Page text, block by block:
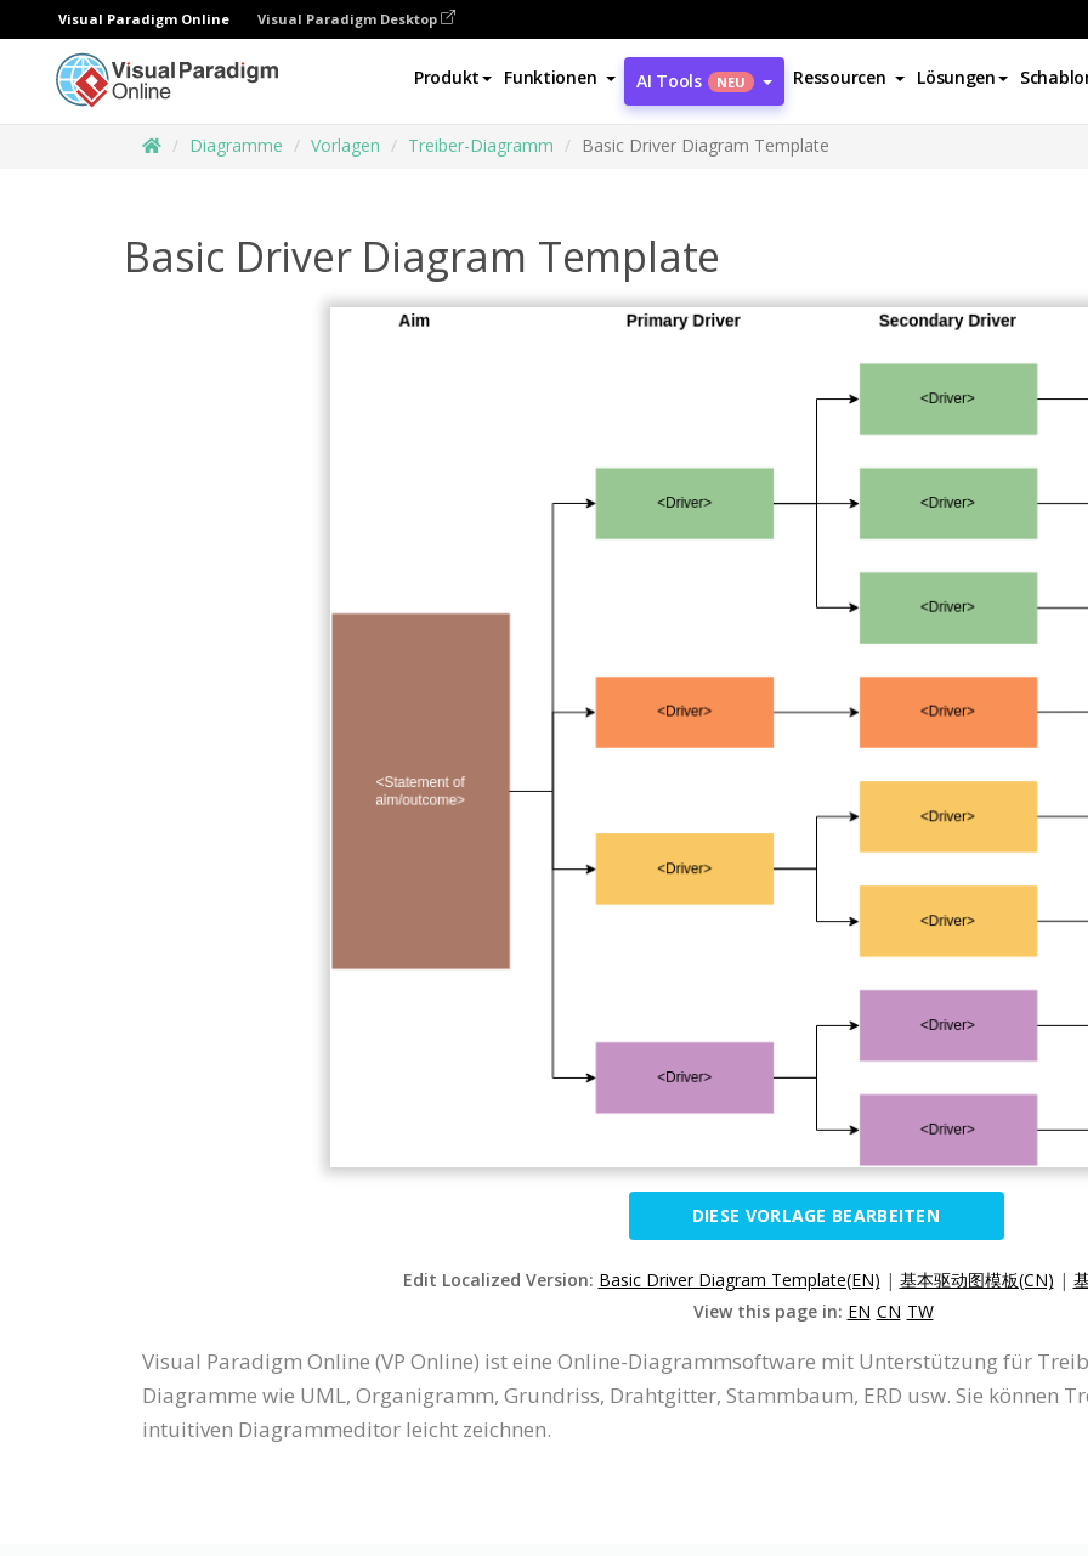
Visual Paradigm Online Visual Paradigm Desktop
Produkt Funktionen AI Tools NEU Ressourcen Lösungen
Diagramme Vorlagen Treiber-Diagramm Basic Driver Diagram Template
Basic Driver Diagram Template
DIESE VORLAGE BEARBEITEN
Edit Localized Version: Basic Driver Diagram Template(EN) | 基本驱动图模板(CN) |
View this page in: EN CN TW
Visual Paradigm Online (VP Online) ist eine Online-Diagrammsoftware mit Unterstützung für
Diagramme wie UML, Organigramm, Grundriss, Drahtgitter, Stammbaum, ERD usw. Sie können
intuitiven Diagrammeditor leicht zeichnen.